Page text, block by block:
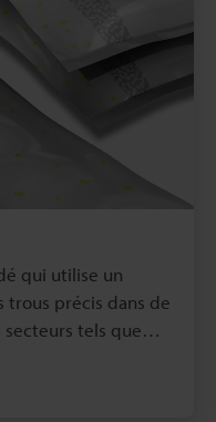
qui utilise un
trous précis dans de
tels que
les boissons et les